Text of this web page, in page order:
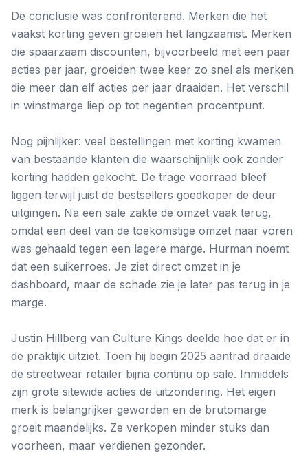
De conclusie was confronterend. Merken die het
vaakst korting geven groeien het langzaamst. Merken
die spaarzaam discounten, bijvoorbeeld met een paar
acties per jaar, groeiden twee keer zo snel als merken
die meer dan elf acties per jaar draaiden. Het verschil
in winstmarge liep op tot negentien procentpunt.
Nog pijnlijker: veel bestellingen met korting kwamen
van bestaande klanten die waarschijnlijk ook zonder
korting hadden gekocht. De trage voorraad bleef
liggen terwijl juist de bestsellers goedkoper de deur
uitgingen. Na een sale zakte de omzet vaak terug,
omdat een deel van de toekomstige omzet naar voren
was gehaald tegen een lagere marge. Hurman noemt
dat een suikerroes. Je ziet direct omzet in je
dashboard, maar de schade zie je later pas terug in je
marge.
Justin Hillberg van Culture Kings deelde hoe dat er in
de praktijk uitziet. Toen hij begin 2025 aantrad draaide
de streetwear retailer bijna continu op sale. Inmiddels
zijn grote sitewide acties de uitzondering. Het eigen
merk is belangrijker geworden en de brutomarge
groeit maandelijks. Ze verkopen minder stuks dan
voorheen, maar verdienen gezonder.